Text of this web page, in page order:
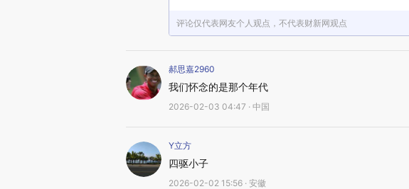
评论仅代表网友个人观点，不代表财新网观点
郝思嘉2960
我们怀念的是那个年代
2026-02-03 04:47 · 中国
Y立方
四驱小子
2026-02-02 15:56 · 安徽